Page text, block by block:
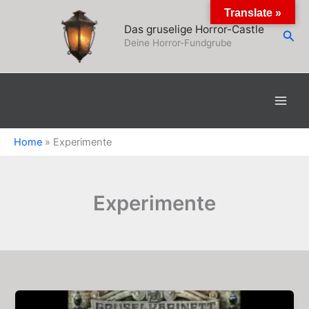
Das gruselige Horror-Castle
Deine Horror-Fundgrube
Home » Experimente
Experimente
Translate »